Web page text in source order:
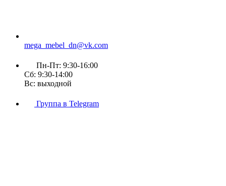
mega_mebel_dn@vk.com
Пн-Пт: 9:30-16:00
Сб: 9:30-14:00
Вс: выходной
Группа в Telegram